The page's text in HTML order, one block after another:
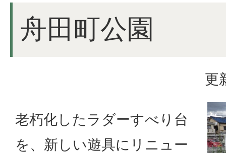
舟田町公園
更
老朽化したラダーすべり台
を、新しい遊具にリニュー